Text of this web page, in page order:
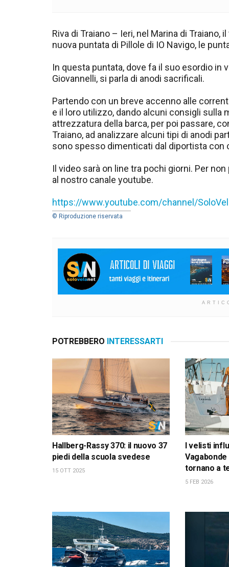
Riva di Traiano – Ieri, nel Marina di
nuova puntata di Pillole di IO Navigo, le
In questa puntata, dove fa il suo esordio in
Giovannelli, si parla di anodi sacrificali.
Partendo con un breve accenno alle
e il loro utilizzo, dando alcuni consigli
attrezzatura della barca, per poi passare,
Traiano, ad analizzare alcuni tipi di anodi
sono spesso dimenticati dal diportista con
Il video sarà on line tra pochi giorni. Per
al nostro canale youtube.
https://www.youtube.com/channel/
© Riproduzione riservata
POTREBBERO INTERESSARTI
Hallberg-Rassy 370: il nuovo 37
piedi della scuola svedese
15 OTT 2025
I velisti
tornano a
5 FEB 2026